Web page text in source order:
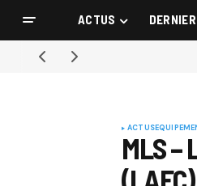
ACTUS
ACTUS
MLS